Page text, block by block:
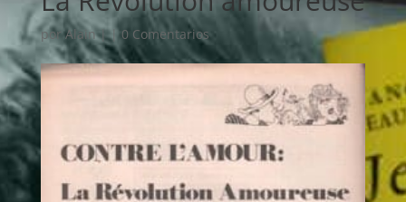
porAlain|| 0 Comentarios